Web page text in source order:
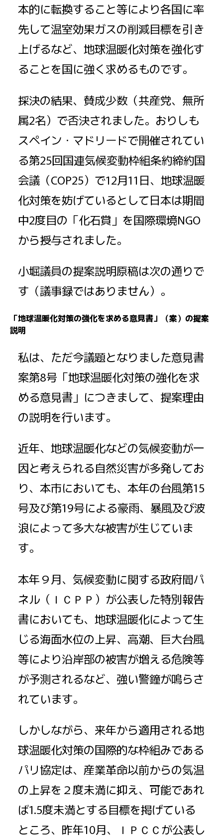
本的に転換すること等により各国に率
先して温室効果ガスの削減目標を引き
上げるなど、地球温暖化対策を強化す
ることを国に強く求めるものです。
採決の結果、賛成少数（共産党、無所
属2名）で否決されました。 おりしも
スペイン・マドリードで開催されてい
る第25回国連気候変動枠組条約締約国
会議（COP25）で12月11日、地球温暖
化対策を妨げているとして日本は期間
中2度目の「化石賞」を国際環境NGO
から授与されました。
小堀議員の提案説明原稿は次の通りで
す（議事録ではありません）。
「地球温暖化対策の強化を求める意見書」（案）の提案
説明
私は、ただ今議題となりました意見書
案第8号「地球温暖化対策の強化を求
める意見書」につきまして、提案理由
の説明を行います。
近年、地球温暖化などの気候変動が一
因と考えられる自然災害が多発してお
り、本市においても、本年の台風第15
号及び第19号による豪雨、暴風及び波
浪によって多大な被害が生じていま
す。
本年９月、気候変動に関する政府間パ
ネル（ＩＣＰＰ）が公表した特別報告
書においても、地球温暖化によって生
じる海面水位の上昇、高潮、巨大台風
等により沿岸部の被害が増える危険等
が予測されるなど、強い警鐘が鳴らさ
れています。
しかしながら、来年から適用される地
球温暖化対策の国際的な枠組みである
パリ協定は、産業革命以前からの気温
の上昇を２度未満に抑え、可能であれ
ば1.5度未満とする目標を掲げている
ところ、昨年10月、ＩＰＣＣが公表し